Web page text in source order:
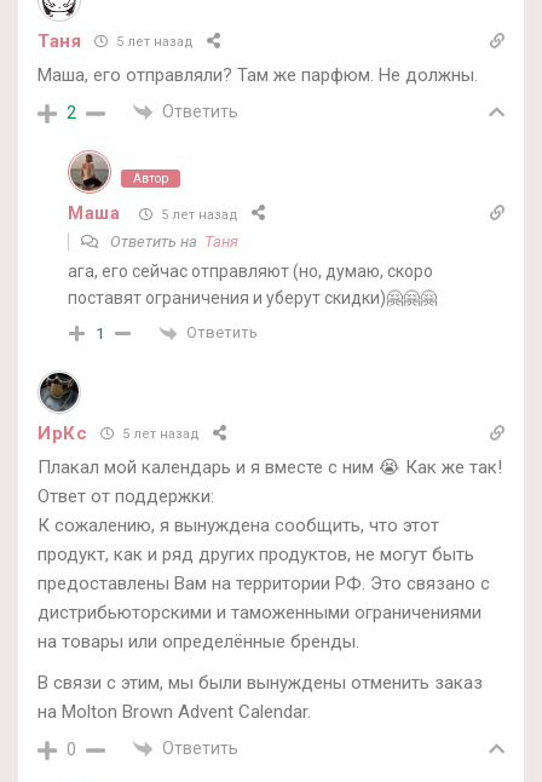
Таня 5 лет назад
Маша, его отправляли? Там же парфюм. Не должны.
2 Ответить
Автор
Маша 5 лет назад
Ответить на Таня
ага, его сейчас отправляют (но, думаю, скоро
поставят ограничения и уберут скидки)🤗🤗🤗
1 Ответить
ИрКс 5 лет назад
Плакал мой календарь и я вместе с ним 😭 Как же так!
Ответ от поддержки:
К сожалению, я вынуждена сообщить, что этот
продукт, как и ряд других продуктов, не могут быть
предоставлены Вам на территории РФ. Это связано с
дистрибьюторскими и таможенными ограничениями
на товары или определённые бренды.
В связи с этим, мы были вынуждены отменить заказ
на Molton Brown Advent Calendar.
0 Ответить